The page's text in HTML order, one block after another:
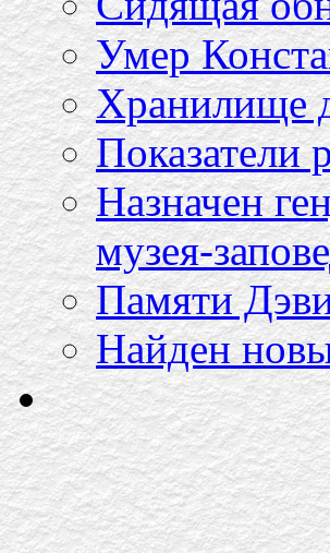
Умер
Хранилище
Показатели
Назначен
музея-
Памяти
Найден